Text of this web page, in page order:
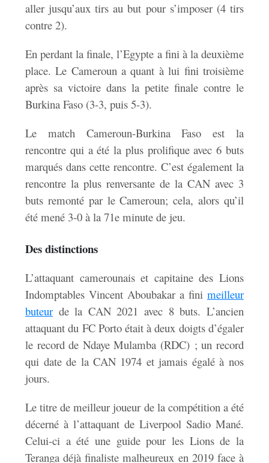
aller jusqu’aux tirs au but pour s’imposer (4 tirs
contre 2).
En perdant la finale, l’Egypte a fini à la deuxième
place. Le Cameroun a quant à lui fini troisième
après sa victoire dans la petite finale contre le
Burkina Faso (3-3, puis 5-3).
Le match Cameroun-Burkina Faso est la
rencontre qui a été la plus prolifique avec 6 buts
marqués dans cette rencontre. C’est également la
rencontre la plus renversante de la CAN avec 3
buts remonté par le Cameroun; cela, alors qu’il
été mené 3-0 à la 71e minute de jeu.
Des distinctions
L’attaquant camerounais et capitaine des Lions
Indomptables Vincent Aboubakar a fini meilleur
buteur de la CAN 2021 avec 8 buts. L’ancien
attaquant du FC Porto était à deux doigts d’égaler
le record de Ndaye Mulamba (RDC) ; un record
qui date de la CAN 1974 et jamais égalé à nos
jours.
Le titre de meilleur joueur de la compétition a été
décerné à l’attaquant de Liverpool Sadio Mané.
Celui-ci a été une guide pour les Lions de la
Teranga déjà finaliste malheureux en 2019 face à